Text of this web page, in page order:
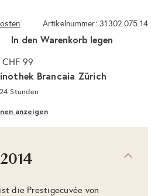
Artikelnummer: 31302.075.14
In den Warenkorb legen
99
Brancaia Zürich
Stunden
anzeigen
die Prestigecuvée von